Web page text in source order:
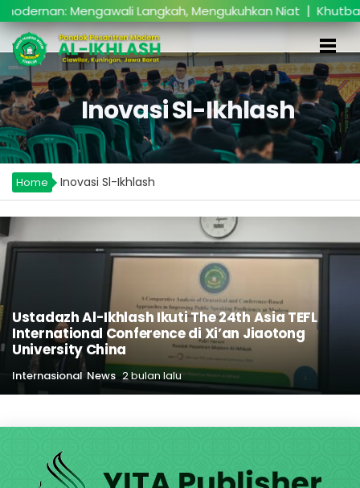
Mengawali Langkah, Mengukuhkan Niat|Khutbatul
Inovasi Sl-Ikhlash
Home Inovasi Sl-Ikhlash
Ustadazh Al-Ikhlash Ikuti The 24th Asia TEFL
International Conference di Xi’an Jiaotong
University China
Internasional News 2 bulan lalu